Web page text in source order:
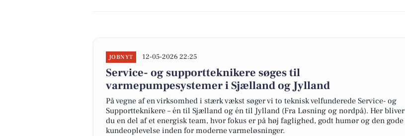
JOBNYT 12-05-2026 22:25
Service- og supportteknikere søges til
varmepumpesystemer i Sjælland og Jylland
På vegne af en virksomhed i stærk vækst søger vi to teknisk velfunderede Service- og
Supportteknikere – én til Sjælland og én til Jylland (Fra Løsning og nordpå). Her bliver
du en del af et energisk team, hvor fokus er på høj faglighed, godt humør og den gode
kundeoplevelse inden for moderne varmeløsninger.